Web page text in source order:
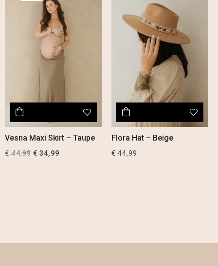
Vesna Maxi Skirt – Taupe
€44,99 Original
€ 34,99
Flora Hat – Beige
€ 44,99